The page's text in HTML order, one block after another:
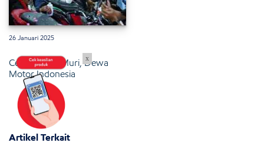
26 Januari 2025
Cetak Rekor Muri, Dewa
Motor Indonesia
Artikel Terkait
x